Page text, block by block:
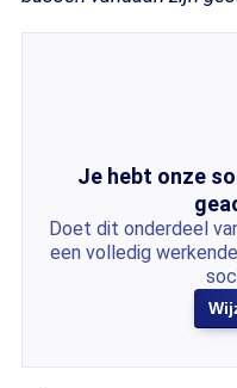
Je hebt onze
Doet dit onderdeel
een volledig